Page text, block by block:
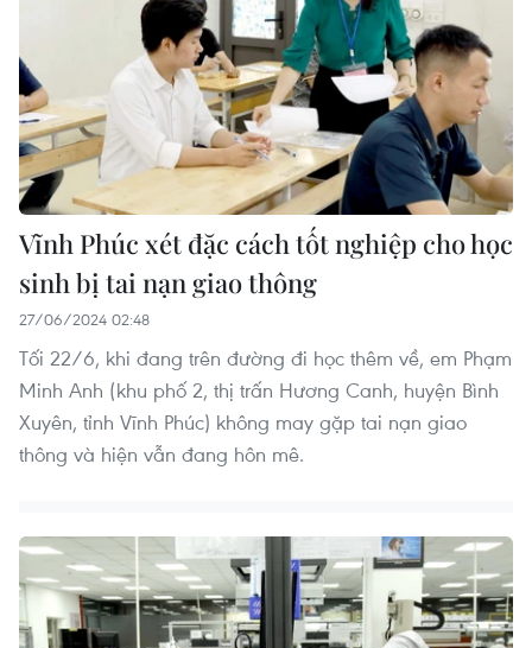
Vĩnh Phúc xét đặc cách tốt nghiệp cho học
sinh bị tai nạn giao thông
27/06/2024 02:48
Tối 22/6, khi đang trên đường đi học thêm về, em Phạm
Minh Anh (khu phố 2, thị trấn Hương Canh, huyện Bình
Xuyên, tỉnh Vĩnh Phúc) không may gặp tai nạn giao
thông và hiện vẫn đang hôn mê.